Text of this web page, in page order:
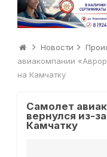
Новости
авиакомпании
на Камчатку
Самолет
вернулся из-
Камчатку